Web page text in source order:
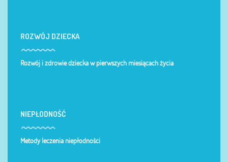
ROZWÓJ DZIECKA
Rozwój i zdrowie dziecka w pierwszych miesiącach życia
NIEPŁODNOŚĆ
Metody leczenia niepłodności